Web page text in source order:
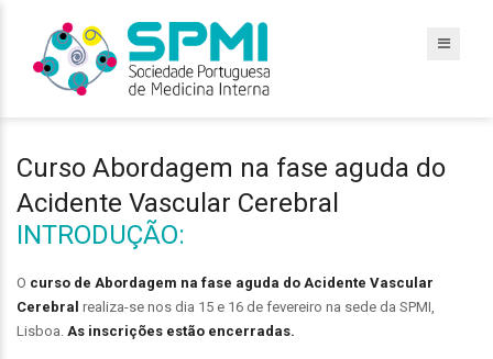
Curso Abordagem na fase aguda do
Acidente Vascular Cerebral
INTRODUÇÃO:
O curso de Abordagem na fase aguda do Acidente Vascular
Cerebral realiza-se nos dia 15 e 16 de fevereiro na sede da SPMI,
Lisboa. As inscrições estão encerradas.